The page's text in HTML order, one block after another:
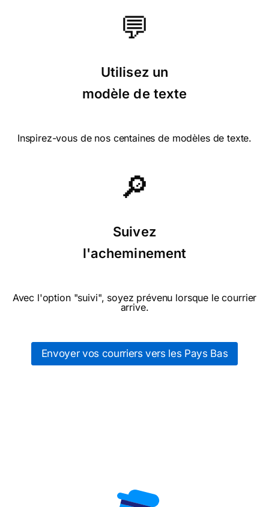
💬
Utilisez un
modèle de texte
Inspirez-vous de nos centaines de modèles de texte.
🔎
Suivez
l'acheminement
Avec l'option "suivi", soyez prévenu lorsque le courrier
arrive.
Envoyer vos courriers vers les Pays Bas